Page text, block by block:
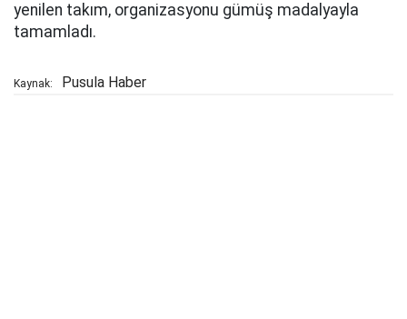
yenilen takım, organizasyonu gümüş madalyayla
tamamladı.
Kaynak: Pusula Haber